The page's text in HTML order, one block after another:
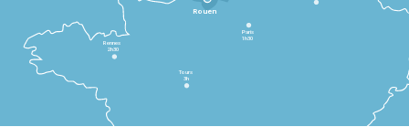
Rennes
2h30
Tours
3h
Paris
1h30
Rouen